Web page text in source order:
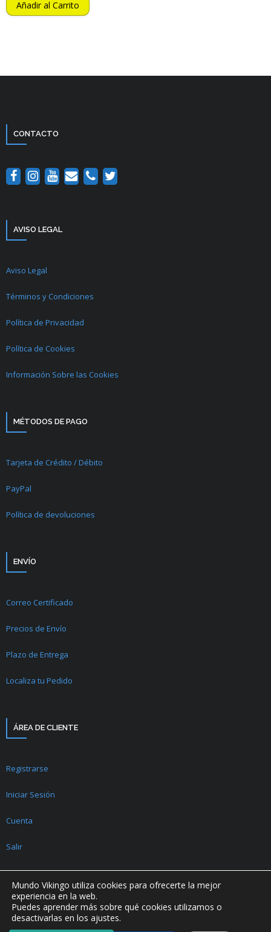
Añadir al Carrito
CONTACTO
AVISO LEGAL
Aviso Legal
Términos y Condiciones
Política de Privacidad
Política de Cookies
Información Sobre las Cookies
MÉTODOS DE PAGO
Tarjeta de Crédito / Débito
PayPal
Política de devoluciones
ENVÍO
Correo Certificado
Precios de Envío
Plazo de Entrega
Localiza tu Pedido
ÁREA DE CLIENTE
Registrarse
Iniciar Sesión
Cuenta
Salir
2018 - 2026 © Mundo Vikingo | Todos los derechos reservados
Mundo Vikingo utiliza cookies para ofrecerte la mejor
experiencia en la web.
Puedes aprender más sobre qué cookies utilizamos o
desactivarlas en los ajustes.